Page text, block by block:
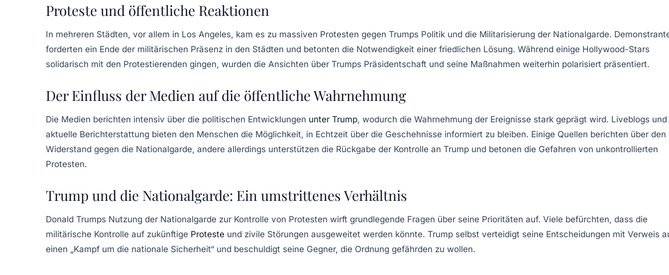
Proteste und öffentliche Reaktionen
In mehreren Städten, vor allem in Los Angeles, kam es zu massiven Protesten gegen Trumps Politik und die Militarisierung der Nationalgarde.
forderten ein Ende der militärischen Präsenz in den Städten und betonten die Notwendigkeit einer friedlichen Lösung. Während einige Hollywood-Stars
solidarisch mit den Protestierenden gingen, wurden die Ansichten über Trumps Präsidentschaft und seine Maßnahmen weiterhin polarisiert präsentiert.
Der Einfluss der Medien auf die öffentliche Wahrnehmung
Die Medien berichten intensiv über die politischen Entwicklungen unter Trump, wodurch die Wahrnehmung der Ereignisse stark geprägt wird. Liveblogs und
aktuelle Berichterstattung bieten den Menschen die Möglichkeit, in Echtzeit über die Geschehnisse informiert zu bleiben. Einige Quellen berichten über den
Widerstand gegen die Nationalgarde, andere allerdings unterstützen die Rückgabe der Kontrolle an Trump und betonen die Gefahren von unkontrollierten
Protesten.
Trump und die Nationalgarde: Ein umstrittenes Verhältnis
Donald Trumps Nutzung der Nationalgarde zur Kontrolle von Protesten wirft grundlegende Fragen über seine Prioritäten auf. Viele befürchten, dass die
militärische Kontrolle auf zukünftige Proteste und zivile Störungen ausgeweitet werden könnte. Trump selbst verteidigt seine Entscheidungen mit Verweis
einen „Kampf um die nationale Sicherheit“ und beschuldigt seine Gegner, die Ordnung gefährden zu wollen.